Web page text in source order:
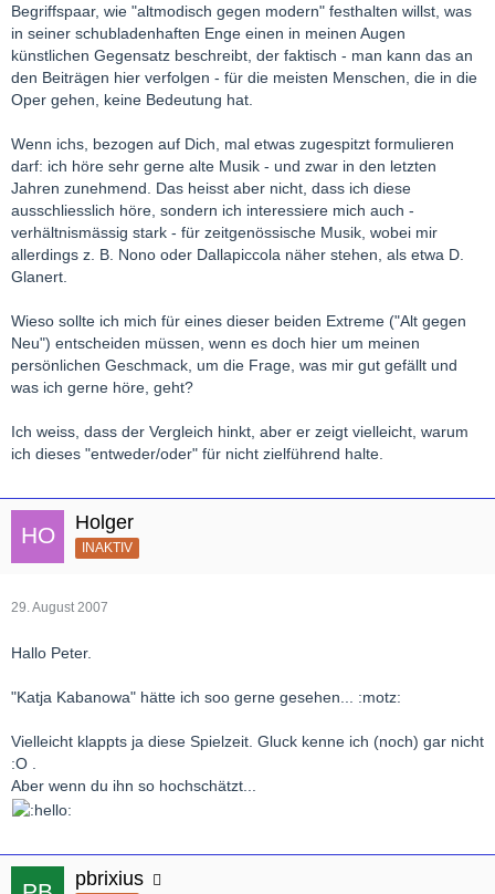
Begriffspaar, wie "altmodisch gegen modern" festhalten willst, was
in seiner schubladenhaften Enge einen in meinen Augen
künstlichen Gegensatz beschreibt, der faktisch - man kann das an
den Beiträgen hier verfolgen - für die meisten Menschen, die in die
Oper gehen, keine Bedeutung hat.
Wenn ichs, bezogen auf Dich, mal etwas zugespitzt formulieren
darf: ich höre sehr gerne alte Musik - und zwar in den letzten
Jahren zunehmend. Das heisst aber nicht, dass ich diese
ausschliesslich höre, sondern ich interessiere mich auch -
verhältnismässig stark - für zeitgenössische Musik, wobei mir
allerdings z. B. Nono oder Dallapiccola näher stehen, als etwa D.
Glanert.
Wieso sollte ich mich für eines dieser beiden Extreme ("Alt gegen
Neu") entscheiden müssen, wenn es doch hier um meinen
persönlichen Geschmack, um die Frage, was mir gut gefällt und
was ich gerne höre, geht?
Ich weiss, dass der Vergleich hinkt, aber er zeigt vielleicht, warum
ich dieses "entweder/oder" für nicht zielführend halte.
Holger
INAKTIV
29. August 2007
Hallo Peter.
"Katja Kabanowa" hätte ich soo gerne gesehen... :motz:
Vielleicht klappts ja diese Spielzeit. Gluck kenne ich (noch) gar nicht
:O .
Aber wenn du ihn so hochschätzt...
pbrixius